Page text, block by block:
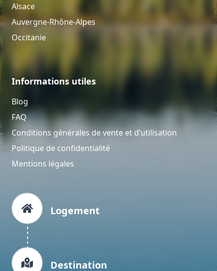
Alsace
Auvergne-Rhône-Alpes
Occitanie
Informations utiles
Blog
FAQ
Conditions générales de vente et d’utilisation
Politique de confidentialité
Mentions légales
Logement
Destination